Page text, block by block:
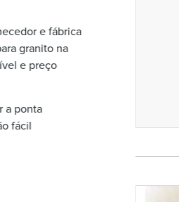
e fábrica
granito na
e preço
a ponta
fácil